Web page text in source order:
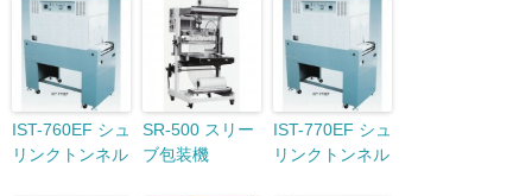
IST-760EF シュ
リンクトンネル
SR-500 スリー
ブ包装機
IST-770EF シュ
リンクトンネル